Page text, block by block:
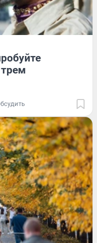
трем